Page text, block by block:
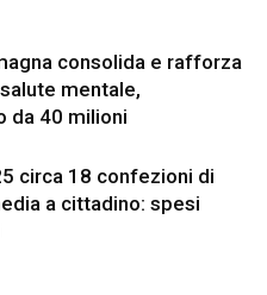
consolida e rafforza
mentale,
da 40 milioni
circa 18 confezioni di
a cittadino: spesi